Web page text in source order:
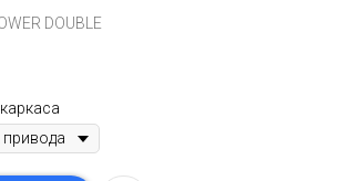
DOUBLE